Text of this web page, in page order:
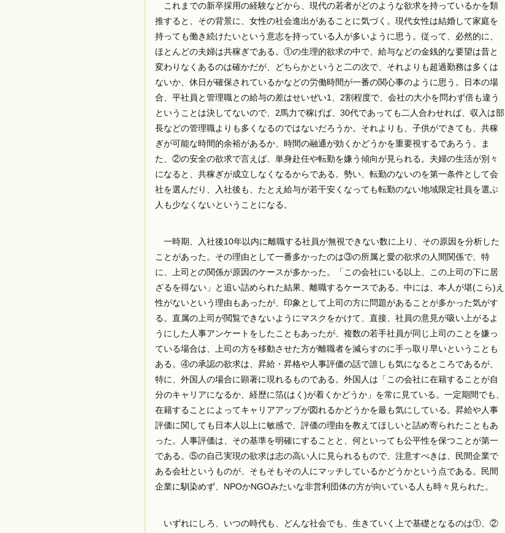
これまでの新卒採用の経験などから、現代の若者がどのような欲求を持っているかを類
推すると、その背景に、女性の社会進出があることに気づく。現代女性は結婚して家庭を
持っても働き続けたいという意志を持っている人が多いように思う。従って、必然的に、
ほとんどの夫婦は共稼ぎである。①の生理的欲求の中で、給与などの金銭的な要望は昔と
変わりなくあるのは確かだが、どちらかというと二の次で、それよりも超過勤務は多くは
ないか、休日が確保されているかなどの労働時間が一番の関心事のように思う。日本の場
合、平社員と管理職との給与の差はせいぜい1、2割程度で、会社の大小を問わず倍も違う
ということは決してないので、2馬力で稼げば、30代であっても二人合わせれば、収入は部
長などの管理職よりも多くなるのではないだろうか。それよりも、子供ができても、共稼
ぎが可能な時間的余裕があるか、時間の融通が効くかどうかを重要視するであろう。ま
た、②の安全の欲求で言えば、単身赴任や転勤を嫌う傾向が見られる。夫婦の生活が別々
になると、共稼ぎが成立しなくなるからである。勢い、転勤のないのを第一条件として会
社を選んだり、入社後も、たとえ給与が若干安くなっても転勤のない地域限定社員を選ぶ
人も少なくないということになる。
一時期、入社後10年以内に離職する社員が無視できない数に上り、その原因を分析した
ことがあった。その理由として一番多かったのは③の所属と愛の欲求の人間関係で、特
に、上司との関係が原因のケースが多かった。「この会社にいる以上、この上司の下に居
ざるを得ない」と追い詰められた結果、離職するケースである。中には、本人が堪(こら)え
性がないという理由もあったが、印象として上司の方に問題があることが多かった気がす
る。直属の上司が閲覧できないようにマスクをかけて、直接、社員の意見が吸い上がるよ
うにした人事アンケートをしたこともあったが、複数の若手社員が同じ上司のことを嫌っ
ている場合は、上司の方を移動させた方が離職者を減らすのに手っ取り早いということも
ある。④の承認の欲求は、昇給・昇格や人事評価の話で誰しも気になるところであるが、
特に、外国人の場合に顕著に現れるものである。外国人は「この会社に在籍することが自
分のキャリアになるか、経歴に箔(はく)が着くかどうか」を常に見ている。一定期間でも、
在籍することによってキャリアアップが図れるかどうかを最も気にしている。昇給や人事
評価に関しても日本人以上に敏感で、評価の理由を教えてほしいと詰め寄られたこともあ
った。人事評価は、その基準を明確にすることと、何といっても公平性を保つことが第一
である。⑤の自己実現の欲求は志の高い人に見られるもので、注意すべきは、民間企業で
ある会社というものが、そもそもその人にマッチしているかどうかという点である。民間
企業に馴染めず、NPOかNGOみたいな非営利団体の方が向いている人も時々見られた。
いずれにしろ、いつの時代も、どんな社会でも、生きていく上で基礎となるのは①、②